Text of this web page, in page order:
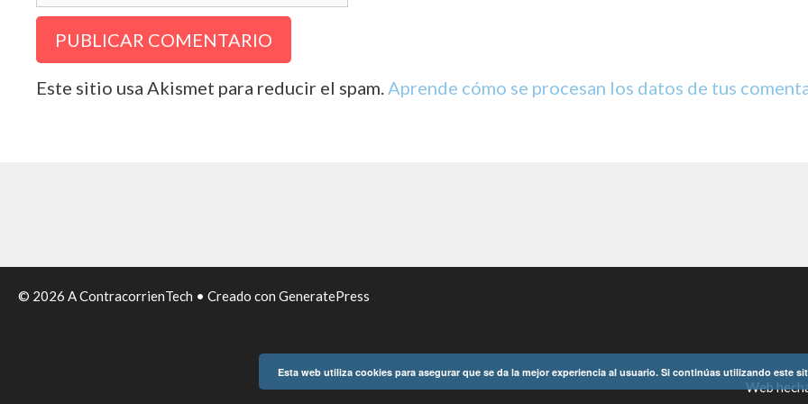
Este sitio usa Akismet para reducir el spam.Aprende cómo se procesan los datos de tus
Web
© 2026 A ContracorrienTech • Creado con GeneratePress
Esta web utiliza cookies para asegurar que se da la mejor experiencia al usuario. Si continúas utilizando este